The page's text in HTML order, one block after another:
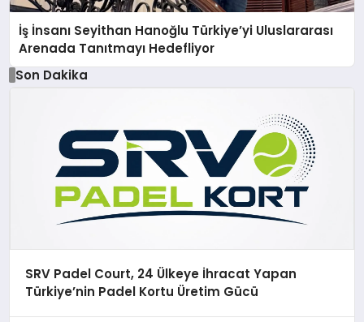
İş İnsanı Seyithan Hanoğlu Türkiye’yi Uluslararası
Arenada Tanıtmayı Hedefliyor
Son Dakika
SRV Padel Court, 24 Ülkeye İhracat Yapan
Türkiye’nin Padel Kortu Üretim Gücü